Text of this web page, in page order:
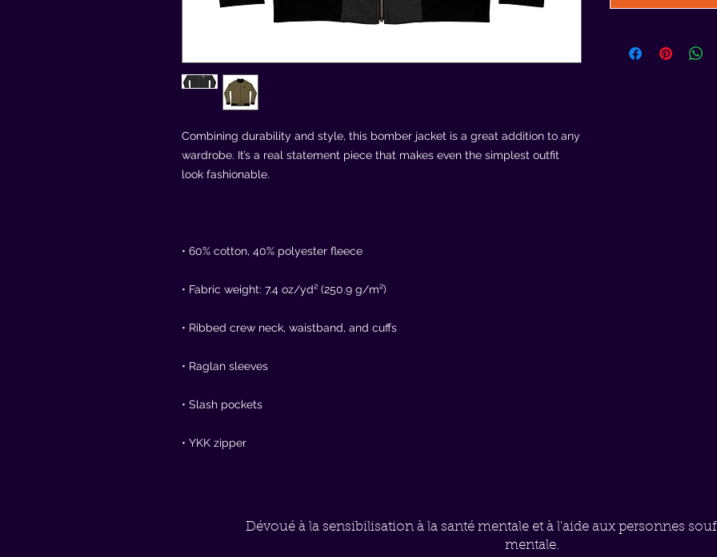
Combining durability and style, this bomber jacket is a great addition to any
wardrobe. It’s a real statement piece that makes even the simplest outfit
• YKK zipper
Dévoué à la sensibilisation à la santé mentale et à l'aide aux personnes
mentale.